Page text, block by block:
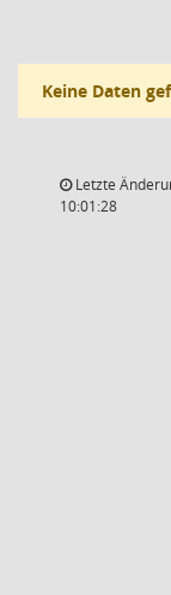
Keine Daten
Letzte
10:01:28